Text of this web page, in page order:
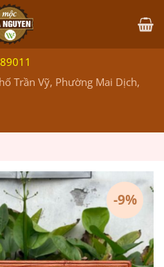
Trần Vỹ, Phường Mai Dịch,
-9%